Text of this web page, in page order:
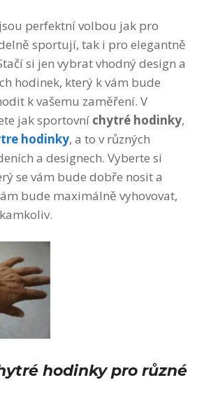
jsou perfektní volbou jak pro
sportují, tak i pro elegantně
si jen vybrat vhodný design a
hodinek, který k vám bude
k vašemu zaměření. V
jak sportovní chytré hodinky,
hodinky, a to v různých
a designech. Vyberte si
se vám bude dobře nosit a
bude maximálně vyhovovat,
hodinky pro různé